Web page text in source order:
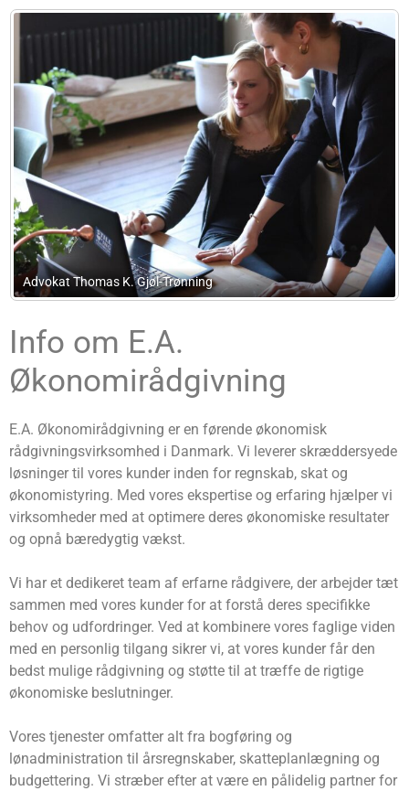
Grosen & Svith Advokater I/S
Info om E.A.
Økonomirådgivning
E.A. Økonomirådgivning er en førende økonomisk
rådgivningsvirksomhed i Danmark. Vi leverer skræddersyede
løsninger til vores kunder inden for regnskab, skat og
økonomistyring. Med vores ekspertise og erfaring hjælper vi
virksomheder med at optimere deres økonomiske resultater
og opnå bæredygtig vækst.
Vi har et dedikeret team af erfarne rådgivere, der arbejder tæt
sammen med vores kunder for at forstå deres specifikke
behov og udfordringer. Ved at kombinere vores faglige viden
med en personlig tilgang sikrer vi, at vores kunder får den
bedst mulige rådgivning og støtte til at træffe de rigtige
økonomiske beslutninger.
Vores tjenester omfatter alt fra bogføring og
lønadministration til årsregnskaber, skatteplanlægning og
budgettering. Vi stræber efter at være en pålidelig partner for